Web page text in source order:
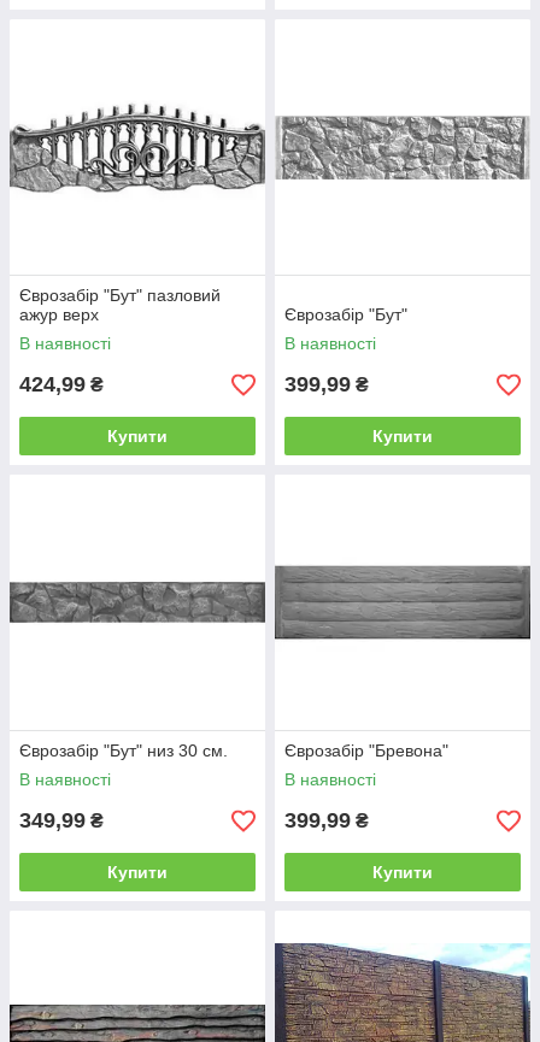
Єврозабір "Бут" пазловий
ажур верх
В наявності
424,99 ₴
Купити
Єврозабір "Бут"
В наявності
399,99 ₴
Купити
Єврозабір "Бут" низ 30 см.
В наявності
349,99 ₴
Купити
Єврозабір "Бревона"
В наявності
399,99 ₴
Купити